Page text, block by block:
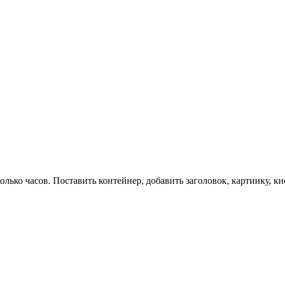
часов. Поставить контейнер, добавить заголовок,